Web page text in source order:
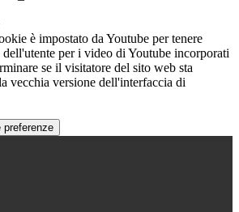
è impostato da Youtube per tenere
dell'utente per i video di Youtube incorporati
se il visitatore del sito web sta
vecchia versione dell'interfaccia di
preferenze